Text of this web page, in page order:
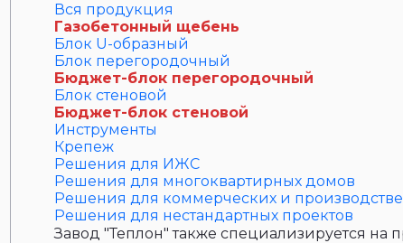
Вся продукция
Газобетонный щебень
Блок U-образный
Блок перегородочный
Бюджет-блок перегородочный
Блок стеновой
Бюджет-блок стеновой
Инструменты
Крепеж
Решения для ИЖС
Решения для многоквартирных домов
Решения для коммерческих и
Решения для нестандартных проектов
Завод "Теплон" также специализируется